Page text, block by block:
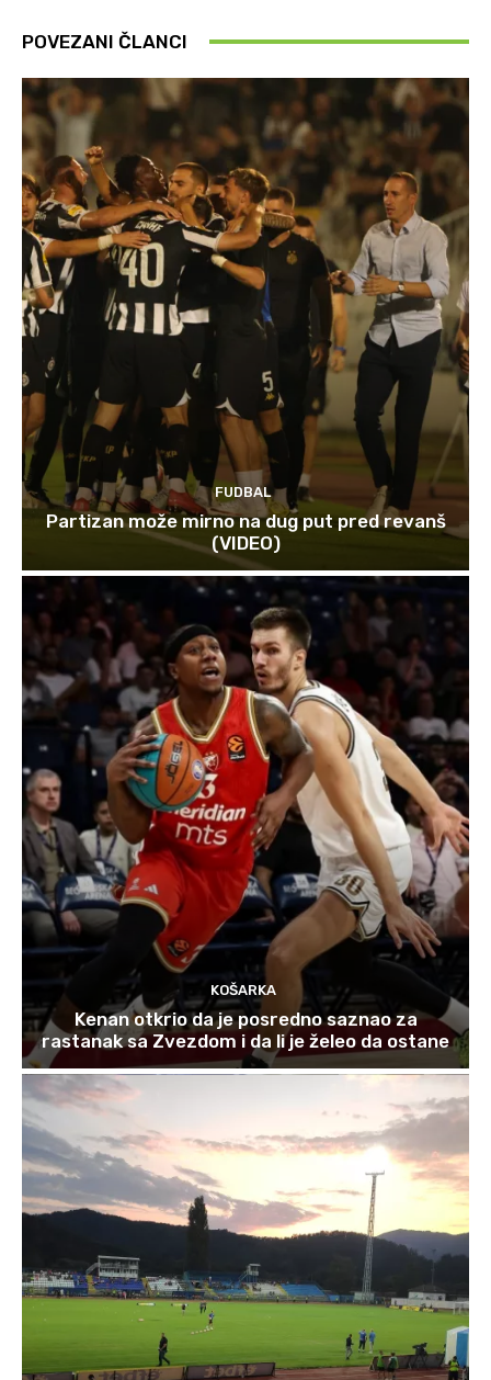
POVEZANI ČLANCI
FUDBAL
Partizan može mirno na dug put pred revanš
(VIDEO)
KOŠARKA
Kenan otkrio da je posredno saznao za
rastanak sa Zvezdom i da li je želeo da ostane